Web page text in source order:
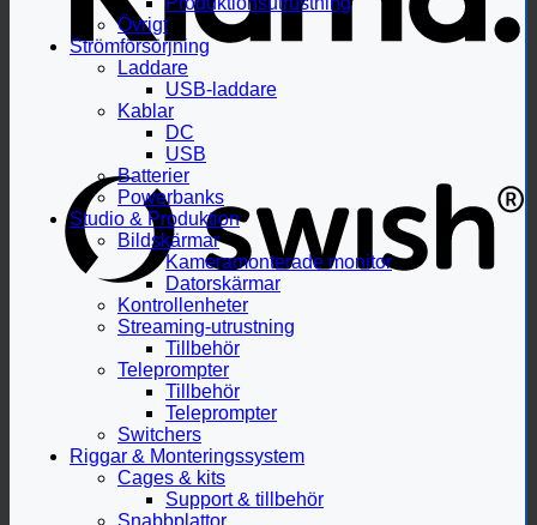
Övrigt
Strömförsörjning
Laddare
USB-laddare
Kablar
DC
USB
Batterier
Powerbanks
Studio & Produktion
Bildskärmar
Kameramonterade monitor
Datorskärmar
Kontrollenheter
Streaming-utrustning
Tillbehör
Teleprompter
Tillbehör
Teleprompter
Switchers
Riggar & Monteringssystem
Cages & kits
Support & tillbehör
Snabbplattor